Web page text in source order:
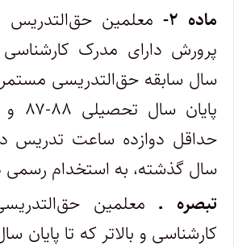
ماده ۲-
معلمین
پرورش دارای مدرک کارشناسی
سال سابقه حق‌التدریسی
حداقل دوازده ساعت تدریس
سال گذشته، به استخدام رسمی
تبصره ـمعلمین